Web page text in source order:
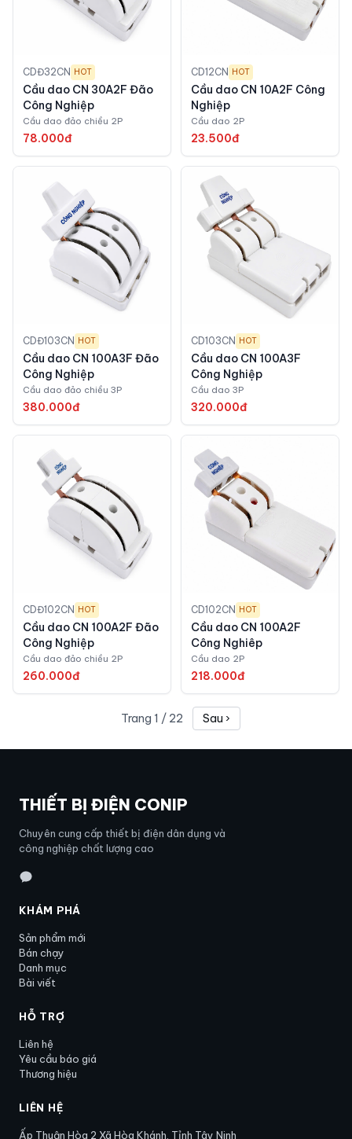
CDĐ32CN HOT
Cầu dao CN 30A2F Đão
Công Nghiệp
Cầu dao đảo chiều 2P
78.000đ
CD12CN HOT
Cầu dao CN 10A2F Công
Nghiệp
Cầu dao 2P
23.500đ
CDĐ103CN HOT
Cầu dao CN 100A3F Đão
Công Nghiệp
Cầu dao đảo chiều 3P
380.000đ
CD103CN HOT
Cầu dao CN 100A3F
Công Nghiệp
Cầu dao 3P
320.000đ
CDĐ102CN HOT
Cầu dao CN 100A2F Đão
Công Nghiệp
Cầu dao đảo chiều 2P
260.000đ
CD102CN HOT
Cầu dao CN 100A2F
Công Nghiêp
Cầu dao 2P
218.000đ
Trang 1 / 22 Sau ›
THIẾT BỊ ĐIỆN CONIP
Chuyên cung cấp thiết bị điện dân dụng và
công nghiệp chất lượng cao
KHÁM PHÁ
Sản phẩm mới
Bán chạy
Danh mục
Bài viết
HỖ TRỢ
Liên hệ
Yêu cầu báo giá
Thương hiệu
LIÊN HỆ
Ấp Thuận Hòa 2 Xã Hòa Khánh, Tỉnh Tây Ninh